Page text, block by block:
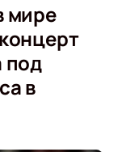
мире
под
в